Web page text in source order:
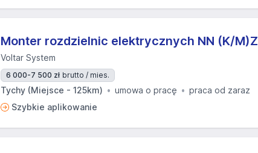
Monter rozdzielnic elektrycznych NN (K/M)Z
Voltar System
6 000-7 500 zł brutto / mies.
Tychy (Miejsce - 125km) umowa o pracę
praca od zaraz
Szybkie aplikowanie